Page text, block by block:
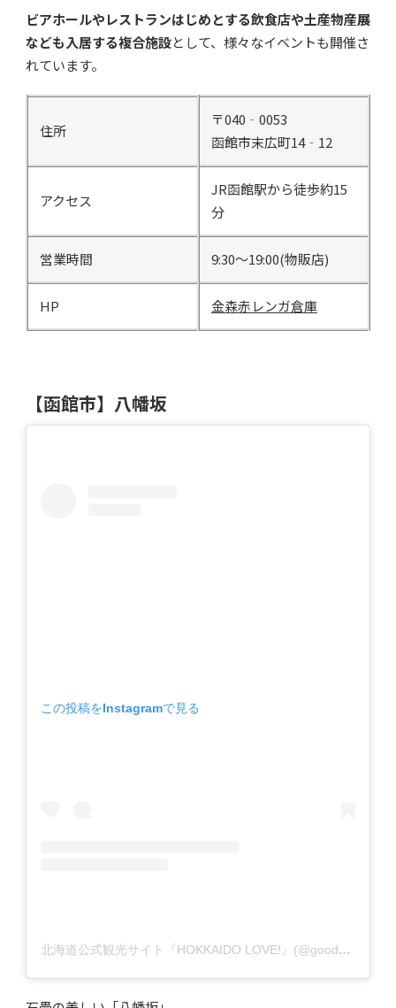
ビアホールやレストランはじめとする飲食店や土産物産展
なども入居する複合施設として、様々なイベントも開催さ
れています。
住所
〒040‐0053
函館市末広町14‐12
アクセス
JR函館駅から徒歩約15
分
営業時間 9:30～19:00(物販店)
HP 金森赤レンガ倉庫
【函館市】八幡坂
この投稿をInstagramで見る
北海道公式観光サイト『HOKKAIDO LOVE!』(@goodday_hokkaido)がシェアした投稿